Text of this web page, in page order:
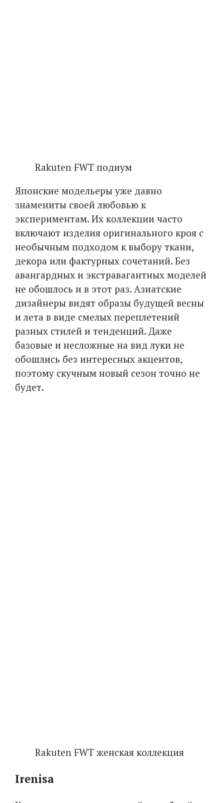
Rakuten FWT подиум
Японские модельеры уже давно
знамениты своей любовью к
экспериментам. Их коллекции часто
включают изделия оригинального кроя с
необычным подходом к выбору ткани,
декора или фактурных сочетаний. Без
авангардных и экстравагантных моделей
не обошлось и в этот раз. Азиатские
дизайнеры видят образы будущей весны
и лета в виде смелых переплетений
разных стилей и тенденций. Даже
базовые и несложные на вид луки не
обошлись без интересных акцентов,
поэтому скучным новый сезон точно не
будет.
Rakuten FWT женская коллекция
Irenisa